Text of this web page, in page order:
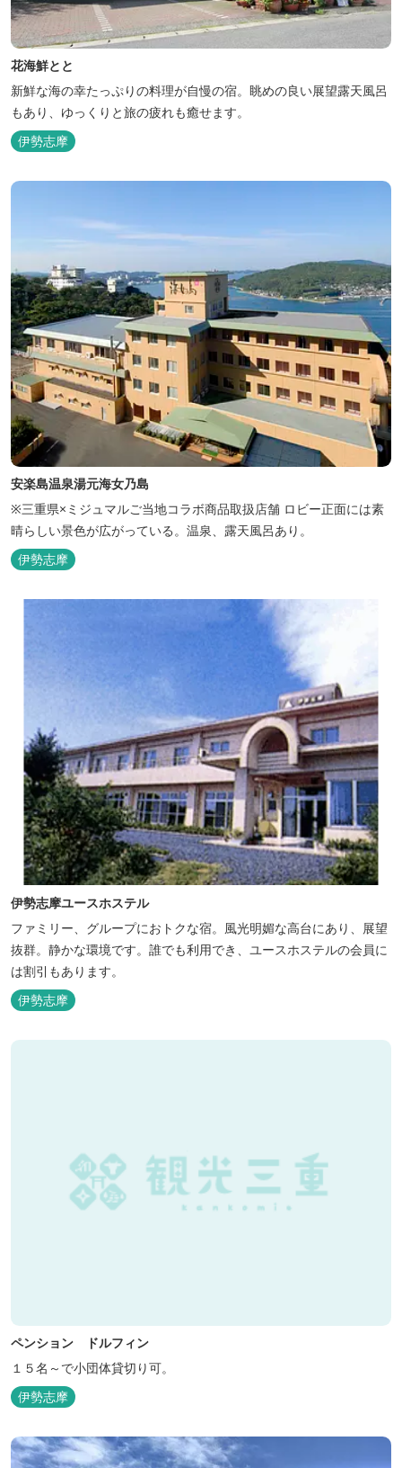
花海鮮とと
新鮮な海の幸たっぷりの料理が自慢の宿。眺めの良い展望露天風呂
もあり、ゆっくりと旅の疲れも癒せます。
伊勢志摩
安楽島温泉湯元海女乃島
※三重県×ミジュマルご当地コラボ商品取扱店舗 ロビー正面には素
晴らしい景色が広がっている。温泉、露天風呂あり。
伊勢志摩
伊勢志摩ユースホステル
ファミリー、グループにおトクな宿。風光明媚な高台にあり、展望
抜群。静かな環境です。誰でも利用でき、ユースホステルの会員に
は割引もあります。
伊勢志摩
ペンション ドルフィン
１５名～で小団体貸切り可。
伊勢志摩